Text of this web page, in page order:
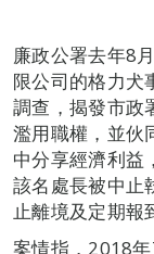
廉政公署去年8
限公司的格力犬
調查，揭發市政
濫用職權，並伙
中分享經濟利益
該名處長被中止
止離境及定期報
案情指，2018